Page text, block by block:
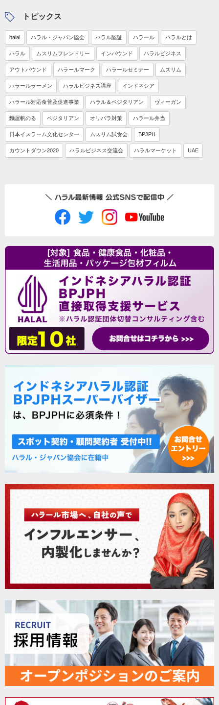
トピックス
halal ハラル・ジャパン協会 ハラル認証 ハラール ハラルとは
ハラル ムスリムフレンドリー インバウンド ハラルビジネス
アウトバウンド ハラールマーク ハラールセミナー ムスリム
ハラールラーメン ハラルビジネス講座 インドネシア
ハラール対応食普及促進事業 ハラル＆ベジタリアン ヴィーガン
麵屋帆のる ベジタリアン オリパラ対策 ハラール弁当
日本イスラーム文化センター ムスリム試食会 BPJPH
カウントダウン2020 ハラルビジネス交流会 ハラルマーケット UAE